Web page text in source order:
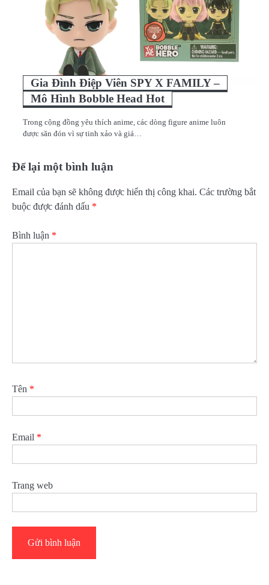
Gia Đình Điệp Viên SPY X FAMILY –
Mô Hình Bobble Head Hot
Trong cộng đồng yêu thích anime, các dòng figure anime luôn
được săn đón vì sự tinh xảo và giá…
Để lại một bình luận
Email của bạn sẽ không được hiển thị công khai. Các trường bắt
buộc được đánh dấu *
Bình luận *
Tên *
Email *
Trang web